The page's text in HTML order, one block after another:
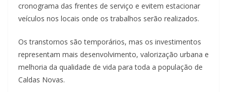
cronograma das frentes de serviço e evitem estacionar
veículos nos locais onde os trabalhos serão realizados.
Os transtornos são temporários, mas os investimentos
representam mais desenvolvimento, valorização urbana e
melhoria da qualidade de vida para toda a população de
Caldas Novas.